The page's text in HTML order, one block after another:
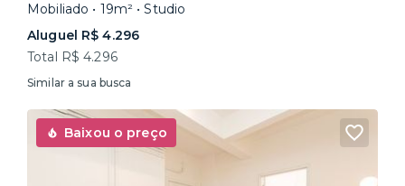
Mobiliado • 19m² • Studio
Aluguel R$ 4.296
Total R$ 4.296
Similar a sua busca
Baixou o preço